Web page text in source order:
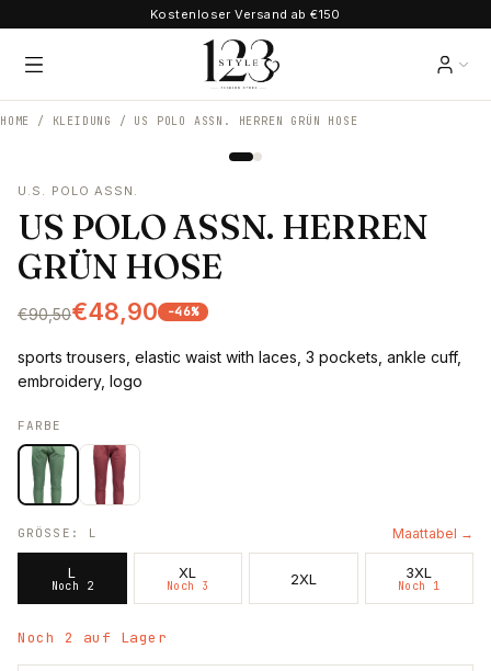
Kostenloser Versand ab €150
HOME / KLEIDUNG / US POLO ASSN. HERREN GRÜN HOSE
U.S. POLO ASSN.
US POLO ASSN. HERREN
GRÜN HOSE
€90,50€48,90 -46%
sports trousers, elastic waist with laces, 3 pockets, ankle cuff,
embroidery, logo
FARBE
GRÖSSE : L Maattabel →
L
Noch 2
XL
Noch 3 2XL 3XL
Noch 1
Noch 2 auf Lager